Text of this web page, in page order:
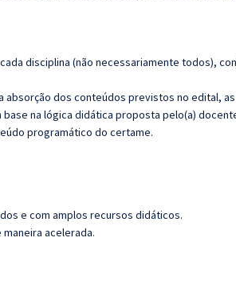
disciplina (não necessariamente todos),
absorção dos conteúdos previstos no edital,
na lógica didática proposta pelo(a)
programático do certame.
e com amplos recursos didáticos.
acelerada.